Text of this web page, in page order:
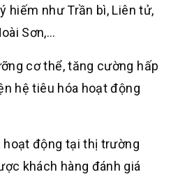
hiếm như Trần bì, Liên tử,
Sơn,…
cơ thể, tăng cường hấp
hệ tiêu hóa hoạt động
động tại thị trường
khách hàng đánh giá